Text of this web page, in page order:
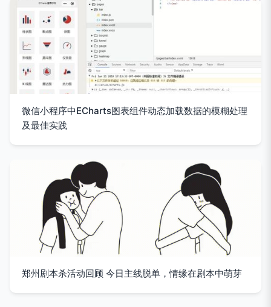
微信小程序中ECharts图表组件动态加载数据的模糊处理
及最佳实践
郑州剧本杀活动回顾 今日主线脱单，情缘在剧本中萌芽